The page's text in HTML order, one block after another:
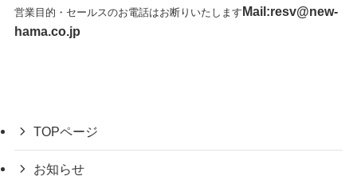
営業目的・セールスのお電話はお断りいたします Mail:resv@new-
hama.co.jp
TOPページ
お知らせ